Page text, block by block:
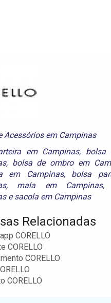
Acessórios em Campinas
em Campinas, bolsa
, bolsa de ombro em
em Campinas, bolsa
, mala em Campinas,
esacola em Campinas
Relacionadas
CORELLO
CORELLO
CORELLO
CORELLO